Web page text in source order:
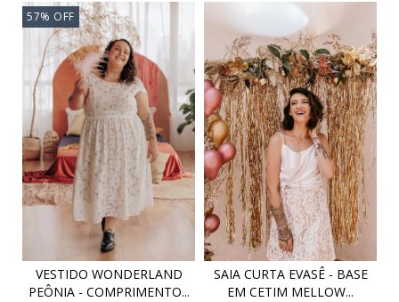
57% OFF
VESTIDO WONDERLAND
PEÔNIA - COMPRIMENTO...
SAIA CURTA EVASÊ - BASE
EM CETIM MELLOW...